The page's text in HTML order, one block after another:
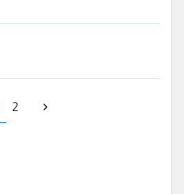
2